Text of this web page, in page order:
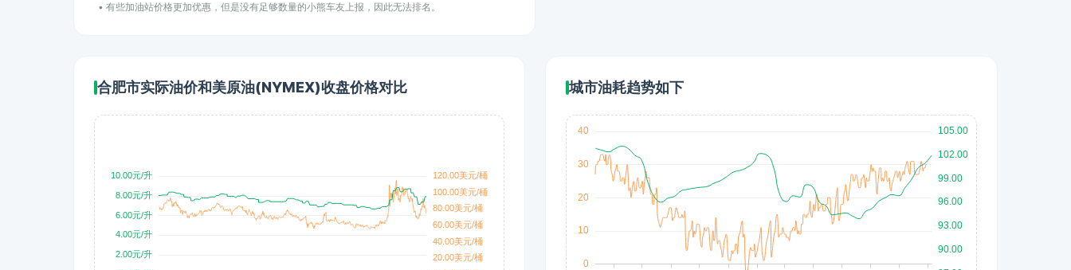
• 有些加油站价格更加优惠，但是没有足够数量的小熊车友上报，因此无法排名。
合肥市实际油价和美原油(NYMEX)收盘价格对比 城市油耗趋势如下